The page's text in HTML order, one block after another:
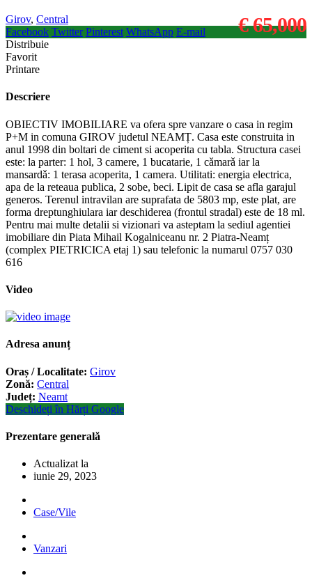
€ 65,000
Girov, Central
Facebook Twitter Pinterest WhatsApp E-mail
Distribuie
Favorit
Printare
Descriere
OBIECTIV IMOBILIARE va ofera spre vanzare o casa in regim
P+M in comuna GIROV judetul NEAMȚ. Casa este construita in
anul 1998 din boltari de ciment si acoperita cu tabla. Structura casei
este: la parter: 1 hol, 3 camere, 1 bucatarie, 1 cǎmarǎ iar la
mansardǎ: 1 terasa acoperita, 1 camera. Utilitati: energia electrica,
apa de la reteaua publica, 2 sobe, beci. Lipit de casa se afla garajul
generos. Terenul intravilan are suprafata de 5803 mp, este plat, are
forma dreptunghiulara iar deschiderea (frontul stradal) este de 18 ml.
Pentru mai multe detalii si vizionari va asteptam la sediul agentiei
imobiliare din Piata Mihail Kogalniceanu nr. 2 Piatra-Neamț
(complex PIETRICICA etaj 1) sau telefonic la numarul 0757 030
616
Video
Adresa anunț
Oraș / Localitate: Girov
Zonă: Central
Județ: Neamt
Deschideți în Hărți Google
Prezentare generală
Actualizat la
iunie 29, 2023
Case/Vile
Vanzari